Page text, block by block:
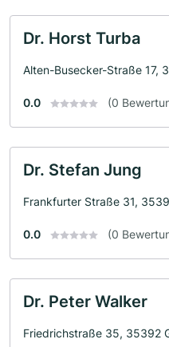
Dr. Horst Turba
Alten-Busecker-Straße 17,
0.0 (0
Dr. Stefan Jung
Frankfurter Straße 31,
0.0 (0
Dr. Peter Walker
Friedrichstraße 35, 35392